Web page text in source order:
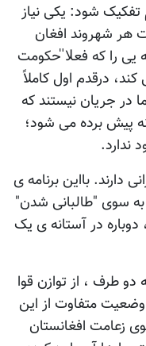
شود: یکی نیاز
هر شهروند افغان
یی را که فعلا̎ حکومت
درقدم اول کاملاً
در جریان نیستند که
پیش برده می شود؛
ندارد.
دارند. بااین برنامه ی
به سوی "طالبانی شدن"
در آستانه ی یک
طرف ، از توازن قوا
وضعیت متفاوت از این
زعامت افغانستان